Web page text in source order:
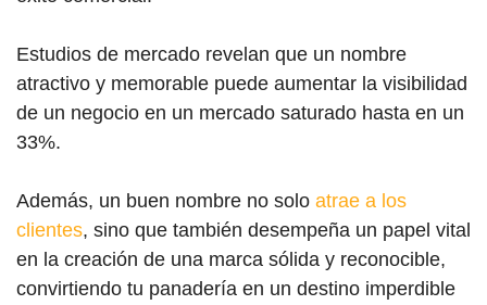
Estudios de mercado revelan que un nombre
atractivo y memorable puede aumentar la visibilidad
de un negocio en un mercado saturado hasta en un
33%.
Además, un buen nombre no solo atrae a los
clientes, sino que también desempeña un papel vital
en la creación de una marca sólida y reconocible,
convirtiendo tu panadería en un destino imperdible